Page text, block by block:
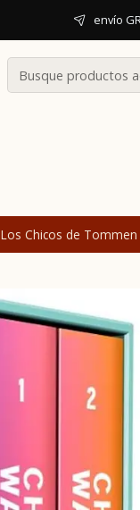
envío
Los Chicos de Tommen